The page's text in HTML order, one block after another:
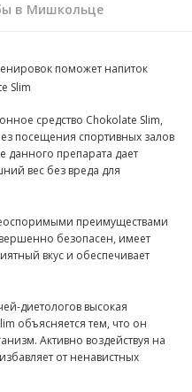
в Мишкольце
поможет напиток
Slim
средство Chokolate Slim,
посещения спортивных залов
данного препарата дает
вес без вреда для
преимуществами
безопасен, имеет
вкус и обеспечивает
диетологов высокая
объясняется тем, что он
Активно воздействуя на
от ненавистных